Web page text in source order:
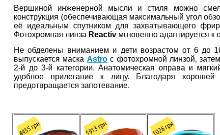
Вершиной инженерной мысли и стиля можно
конструкция (обеспечивающая максимальный угол
её идеальным спутником для захватывающего
Фотохромная линза Reactiv мгновенно адаптируется
Не обделены вниманием и дети возрастом от 6 до
выпускается маска Astroс фотохромной линзой,
2-й до 3-й категории. Анатомическая оправа и
удобное прилегание к лицу. Благодаря
предотвращается запотевание.